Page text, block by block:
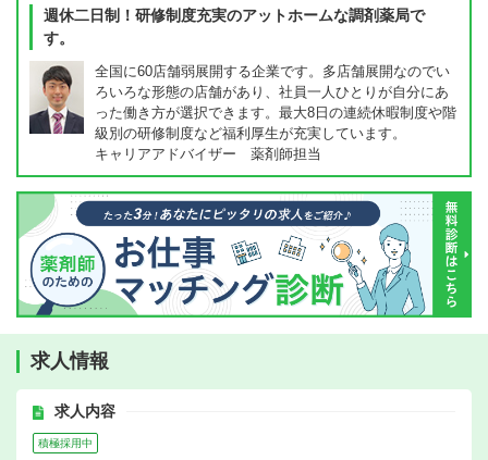
週休二日制！研修制度充実のアットホームな調剤薬局で
す。
全国に60店舗弱展開する企業です。多店舗展開なのでい
ろいろな形態の店舗があり、社員一人ひとりが自分にあ
った働き方が選択できます。最大8日の連続休暇制度や階
級別の研修制度など福利厚生が充実しています。
キャリアアドバイザー 薬剤師担当
求人情報
求人内容
積極採用中